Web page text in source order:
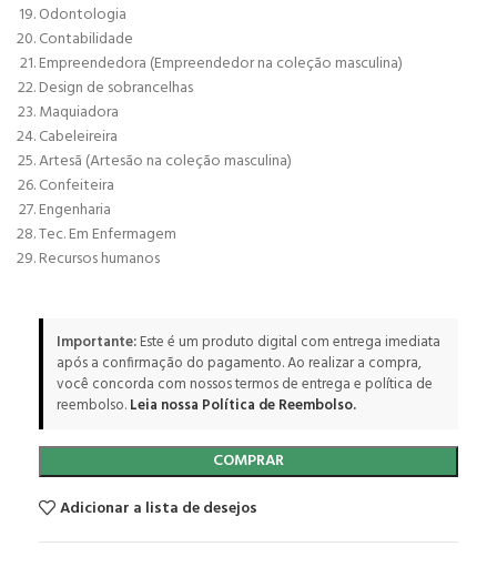
Odontologia
Contabilidade
Empreendedora (Empreendedor na coleção masculina)
Design de sobrancelhas
Maquiadora
Cabeleireira
Artesã (Artesão na coleção masculina)
Confeiteira
Engenharia
Tec. Em Enfermagem
Recursos humanos
Importante:Este é um produto digital com entrega imediata
após a confirmação do pagamento. Ao realizar a compra,
você concorda com nossos termos de entrega e política de
reembolso.Leia nossa Política de Reembolso.
COMPRAR
Adicionar a lista de desejos